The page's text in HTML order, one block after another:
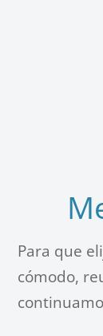
Para que
cómodo,